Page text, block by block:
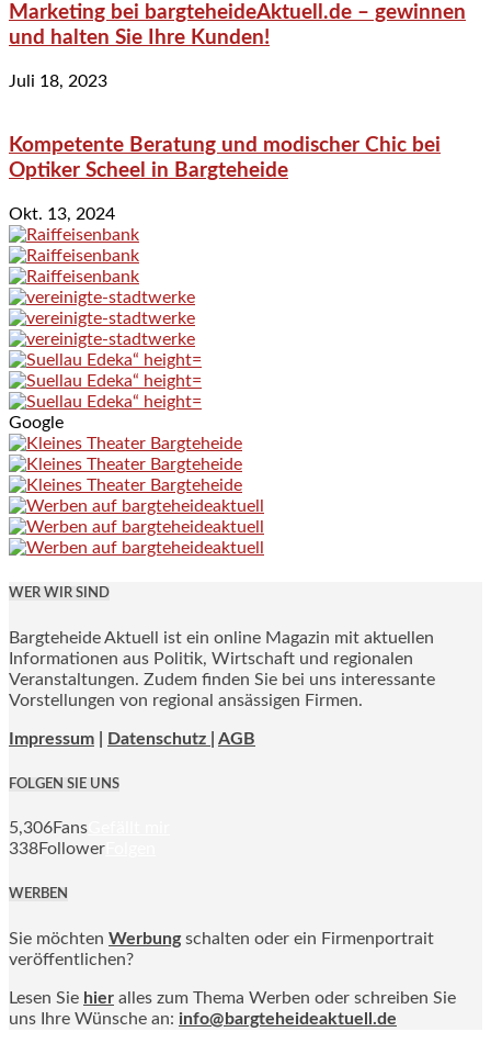
Marketing bei bargteheideAktuell.de – gewinnen
und halten Sie Ihre Kunden!
Juli 18, 2023
Kompetente Beratung und modischer Chic bei
Optiker Scheel in Bargteheide
Okt. 13, 2024
Google
WER WIR SIND
Bargteheide Aktuell ist ein online Magazin mit aktuellen
Informationen aus Politik, Wirtschaft und regionalen
Veranstaltungen. Zudem finden Sie bei uns interessante
Vorstellungen von regional ansässigen Firmen.
Impressum Datenschutz | AGB
FOLGEN SIE UNS
5,306Fans
338Follower
WERBEN
Sie möchten Werbung schalten oder ein Firmenportrait
veröffentlichen?
Lesen Sie hier alles zum Thema Werben oder schreiben Sie
uns Ihre Wünsche an: info@bargteheideaktuell.de